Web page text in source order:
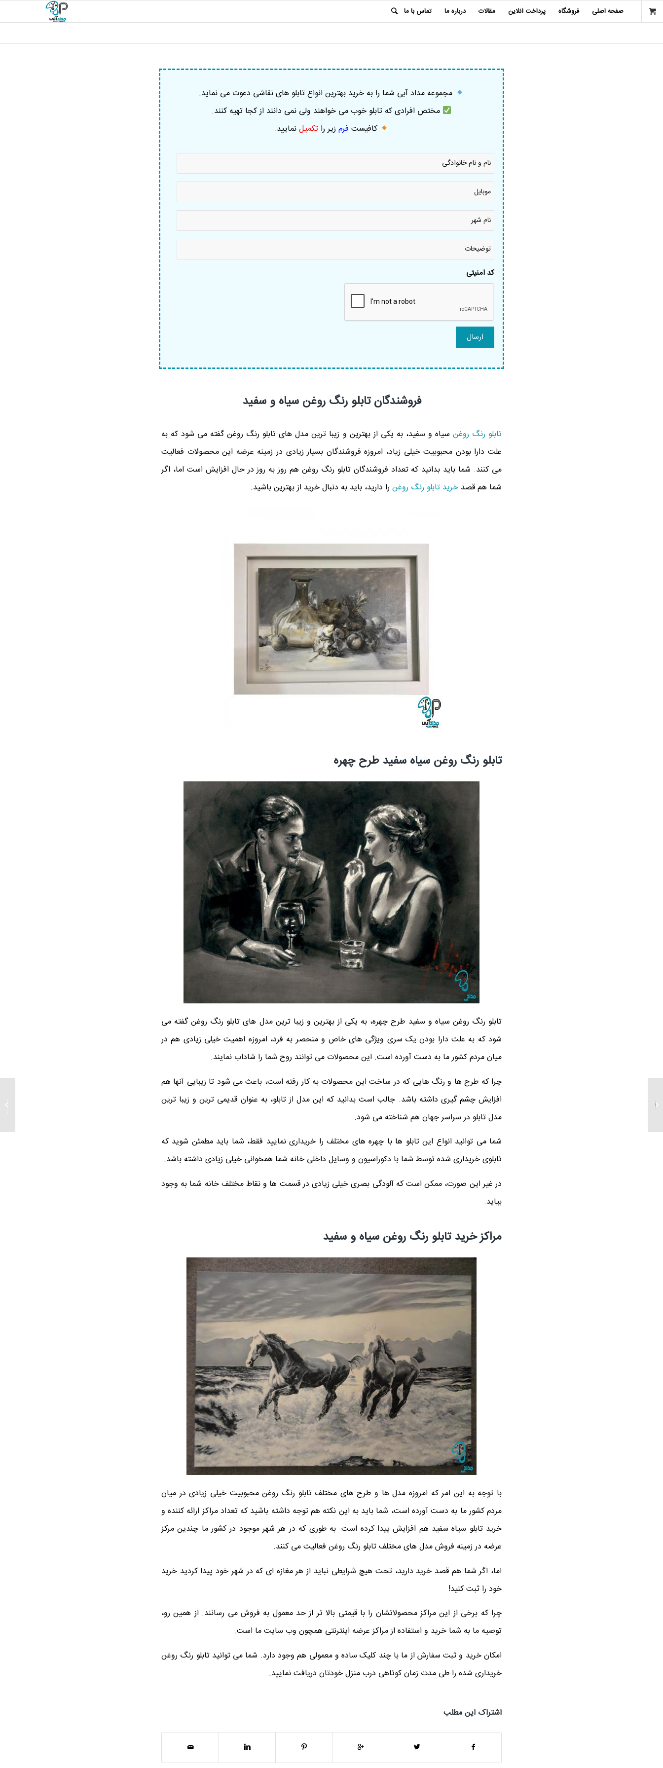
صفحه اصلی فروشگاه پرداخت آنلاین مقالات درباره ما تماس با ما
مجموعه مداد آبی شما را به خرید بهترین انواع تابلو های نقاشی دعوت می نماید.
مختص افرادی که تابلو خوب می خواهند ولی نمی دانند از کجا تهیه کنند.
کافیست فرم زیر را تکمیلنمایید.
نام
نام
خانوادگی
موبایل
نام
شهر *
توضیحات
کد امنیتی
فروشندگان تابلو رنگ روغن سیاه و سفید
تابلو رنگ روغن سیاه و سفید، به یکی از بهترین و زیبا ترین مدل های تابلو رنگ روغن گفته می شود که به
علت دارا بودن محبوبیت خیلی زیاد، امروزه فروشندگان بسیار زیادی در زمینه عرضه این محصولات فعالیت
می کنند. شما باید بدانید که تعداد فروشندگان تابلو رنگ روغن هم روز به روز در حال افزایش است اما، اگر
شما هم قصد خرید تابلو رنگ روغن را دارید، باید به دنبال خرید از بهترین باشید.
تابلو رنگ روغن سیاه سفید طرح چهره
تابلو رنگ روغن سیاه و سفید طرح چهره، به یکی از بهترین و زیبا ترین مدل های تابلو رنگ روغن گفته می
شود که به علت دارا بودن یک سری ویژگی های خاص و منحصر به فرد، امروزه اهمیت خیلی زیادی هم در
میان مردم کشور ما به دست آورده است. این محصولات می توانند روح شما را شاداب نمایند.
چرا که طرح ها و رنگ هایی که در ساخت این محصولات به کار رفته است، باعث می شود تا زیبایی آنها هم
افزایش چشم گیری داشته باشد. جالب است بدانید که این مدل از تابلو، به عنوان قدیمی ترین و زیبا ترین
مدل تابلو در سراسر جهان هم شناخته می شود.
شما می توانید انواع این تابلو ها با چهره های مختلف را خریداری نمایید فقط، شما باید مطمئن شوید که
تابلوی خریداری شده توسط شما با دکوراسیون و وسایل داخلی خانه شما همخوانی خیلی زیادی داشته باشد.
در غیر این صورت، ممکن است که آلودگی بصری خیلی زیادی در قسمت ها و نقاط مختلف خانه شما به وجود
بیاید.
مراکز خرید تابلو رنگ روغن سیاه و سفید
با توجه به این امر که امروزه مدل ها و طرح های مختلف تابلو رنگ روغن محبوبیت خیلی زیادی در میان
مردم کشور ما به دست آورده است، شما باید به این نکته هم توجه داشته باشید که تعداد مراکز ارائه کننده و
خرید تابلو سیاه سفید هم افزایش پیدا کرده است. به طوری که در هر شهر موجود در کشور ما چندین مرکز
عرضه در زمینه فروش مدل های مختلف تابلو رنگ روغن فعالیت می کنند.
اما، اگر شما هم قصد خرید دارید، تحت هیچ شرایطی نباید از هر مغازه ای که در شهر خود پیدا کردید خرید
خود را ثبت کنید!
چرا که برخی از این مراکز محصولاتشان را با قیمتی بالا تر از حد معمول به فروش می رسانند. از همین رو،
توصیه ما به شما خرید و استفاده از مراکز عرضه اینترنتی همچون وب سایت ما است.
امکان خرید و ثبت سفارش از ما با چند کلیک ساده و معمولی هم وجود دارد. شما می توانید تابلو رنگ روغن
خریداری شده را طی مدت زمان کوتاهی درب منزل خودتان دریافت نمایید.
اشتراک این مطلب